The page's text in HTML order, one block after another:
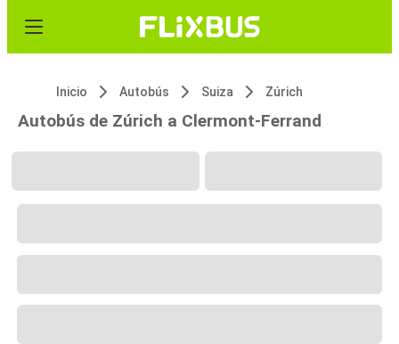
Inicio Autobús Suiza Zúrich
Autobús de Zúrich a Clermont-Ferrand